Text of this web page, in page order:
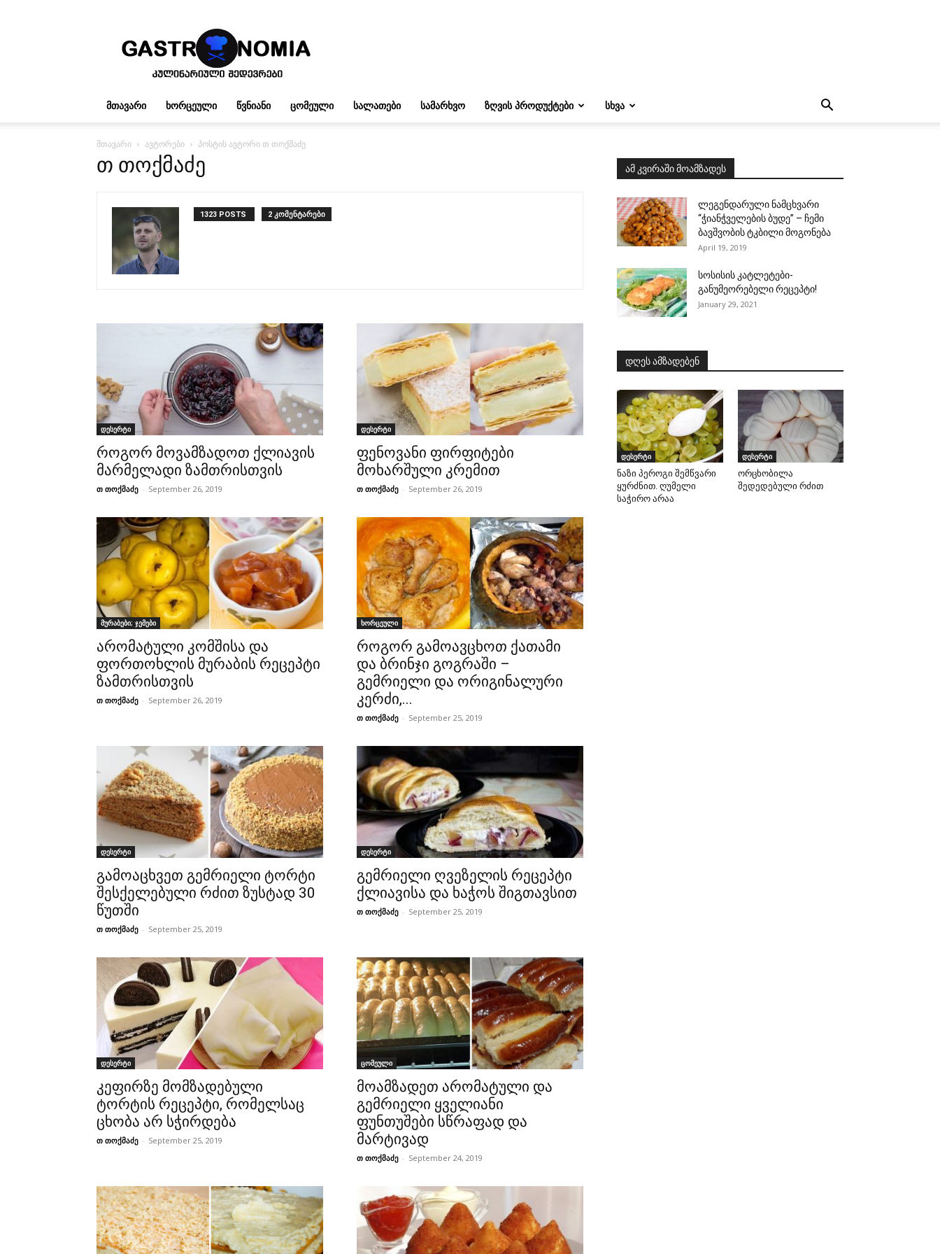
გასტრონომია
ᲛᲗᲐᲕᲐᲠᲘ ᲮᲝᲠᲪᲔᲣᲚᲘ ᲬᲕᲜᲘᲐᲜᲘ ᲪᲝᲛᲔᲣᲚᲘ ᲡᲐᲚᲐᲗᲔᲑᲘ ᲡᲐᲛᲐᲠᲮᲕᲝ ᲖᲦᲕᲘᲡ ᲞᲠᲝᲓᲣᲥᲢᲔᲑᲘ ᲡᲮᲕᲐ
მთავარი ავტორები პოსტის ავტორი თ თოქმაძე
თ თოქმაძე
1323 POSTS 2 კომენტარები
დესერტი
როგორ მოვამზადოთ ქლიავის
მარმელადი ზამთრისთვის
თ თოქმაძე - September 26, 2019
დესერტი
ფენოვანი ფირფიტები
მოხარშული კრემით
თ თოქმაძე - September 26, 2019
მურაბები; ჯემები
არომატული კომშისა და
ფორთოხლის მურაბის რეცეპტი
ზამთრისთვის
თ თოქმაძე - September 26, 2019
ხორცეული
როგორ გამოავცხოთ ქათამი
და ბრინჯი გოგრაში –
გემრიელი და ორიგინალური
კერძი,...
თ თოქმაძე - September 25, 2019
დესერტი
გამოაცხვეთ გემრიელი ტორტი
შესქელებული რძით ზუსტად 30
წუთში
თ თოქმაძე - September 25, 2019
დესერტი
გემრიელი ღვეზელის რეცეპტი
ქლიავისა და ხაჭოს შიგთავსით
თ თოქმაძე - September 25, 2019
დესერტი
კეფირზე მომზადებული
ტორტის რეცეპტი, რომელსაც
ცხობა არ სჭირდება
თ თოქმაძე - September 25, 2019
ცომეული
მოამზადეთ არომატული და
გემრიელი ყველიანი
ფუნთუშები სწრაფად და
მარტივად
თ თოქმაძე - September 24, 2019
ამ კვირაში მოამზადეს
ლეგენდარული ნამცხვარი
“ჭიანჭველების ბუდე” – ჩემი
ბავშვობის ტკბილი მოგონება
April 19, 2019
სოსისის კატლეტები-
განუმეორებელი რეცეპტი!
January 29, 2021
დღეს ამზადებენ
დესერტი
ნაზი პეროგი შემწვარი
ყურძნით. ღუმელი
საჭირო არაა
დესერტი
ორცხობილა
შედედებული რძით